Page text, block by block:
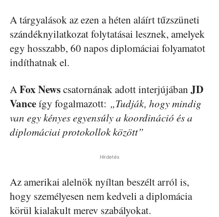
A tárgyalások az ezen a héten aláírt tűzszüneti
szándéknyilatkozat folytatásai lesznek, amelyek
egy hosszabb, 60 napos diplomáciai folyamatot
indíthatnak el.
AFox Newscsatornának adott interjújában JD
Vanceígy fogalmazott: „Tudják, hogy mindig
van egy kényes egyensúly a koordináció és a
diplomáciai protokollok között”
Hirdetés
Az amerikai alelnök nyíltan beszélt arról is,
hogy személyesen nem kedveli a diplomácia
körül kialakult merev szabályokat.